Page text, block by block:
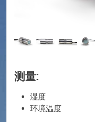
测量:
湿度
环境温度